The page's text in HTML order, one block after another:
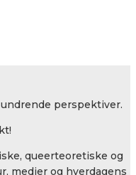
perspektiver.
queerteoretiske og
medier og hverdagens